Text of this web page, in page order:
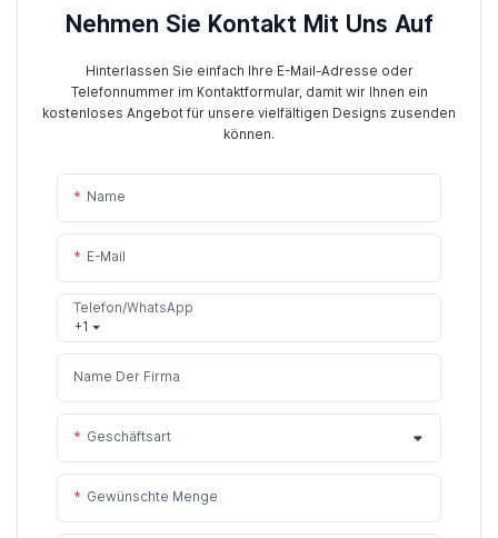
Nehmen Sie Kontakt Mit Uns Auf
Hinterlassen Sie einfach Ihre E-Mail-Adresse oder
Telefonnummer im Kontaktformular, damit wir Ihnen ein
kostenloses Angebot für unsere vielfältigen Designs zusenden
können.
Name
E-Mail
+1
Telefon/WhatsApp
Name Der Firma
Geschäftsart
Gewünschte Menge